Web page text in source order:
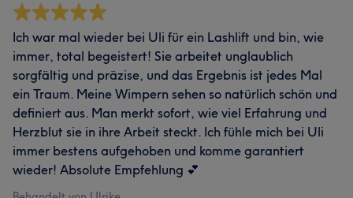
Ich war mal wieder bei Uli für ein Lashlift und bin, wie
immer, total begeistert! Sie arbeitet unglaublich
sorgfältig und präzise, und das Ergebnis ist jedes Mal
ein Traum. Meine Wimpern sehen so natürlich schön und
definiert aus. Man merkt sofort, wie viel Erfahrung und
Herzblut sie in ihre Arbeit steckt. Ich fühle mich bei Uli
immer bestens aufgehoben und komme garantiert
wieder! Absolute Empfehlung 💕